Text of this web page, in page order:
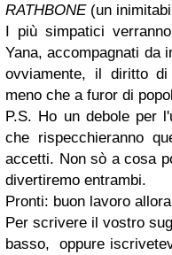
RATHBONE(un
I più simpatici
Yana, accompagnati da
ovviamente, il diritto
meno che a furor di
P.S. Ho un debole per
che rispecchieranno
accetti. Non sò a cosa
divertiremo entrambi.
Pronti: buon lavoro
Per scrivere il vostro
basso, oppure